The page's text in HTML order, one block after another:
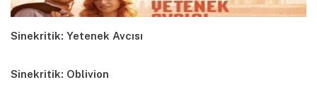
Sinekritik: Yetenek Avcısı
Sinekritik: Oblivion